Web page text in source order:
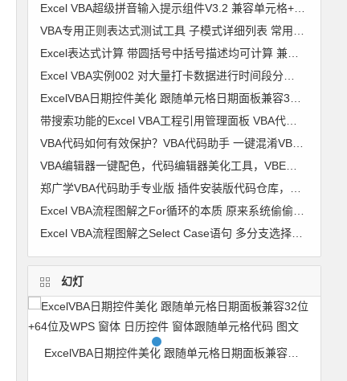
Excel VBA超级拼音输入提示组件V3.2 兼容单元格+控件+窗体 郑广学 VBA 拼音输入提示
VBA专用正则表达式测试工具 子模式详细列表 常用表达式及标准正则代码模块 郑广学 作品 图文
Excel表达式计算 带圆括号中括号描述均可计算 兼容64位Excel 支持超过255字符【VIP视频教程】VBA精彩实例006
Excel VBA实例002 对大量打卡数据进行时间段分组 考勤时间段划分【VIP视频教程】
ExcelVBA日期控件美化 跟随单元格日期面板兼容32位+64位及WPS 窗体 日历控件 窗体跟随单元格代码 图文
带搜索功能的Excel VBA工程引用管理面板 VBA代码助手专业版最新功能
VBA代码如何有效保护？VBA代码助手 一键混淆VBA代码 变成你自己也不认识的样子
VBA编辑器一键配色，代码编辑器美化工具，VBE颜色修改器 VBA颜色修改器 软件使用详解
郑广学VBA代码助手专业版 插件安装版代码仓库，代码管理，VBA代码对齐，代码排版，破解工程密码，隐藏模块，代码混淆，自动插入代码 兼容64
Excel VBA流程图解之For循环的本质 原来系统偷偷干了很多事
Excel VBA流程图解之Select Case语句 多分支选择的最佳选择
幻灯
ExcelVBA日期控件美化 跟随单元格日期面板兼容32位+64位及WPS 窗体 日历控件 窗体跟随单元格代码 图文